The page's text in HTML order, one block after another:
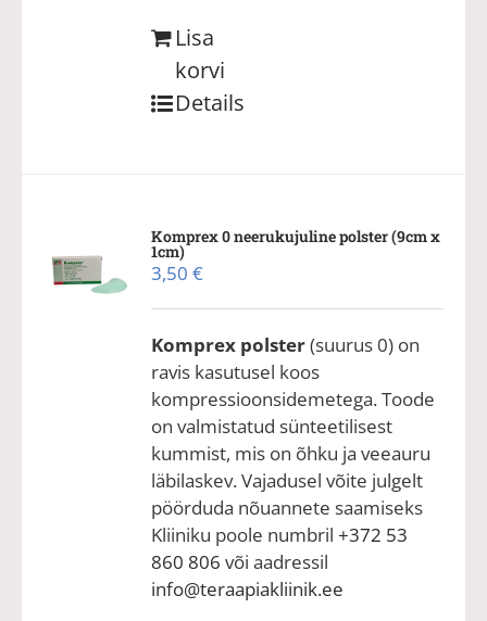
Lisa
korvi
Details
Komprex 0 neerukujuline polster (9cm x
1cm)
3,50€
Komprex polster(suurus 0) on
ravis kasutusel koos
kompressioonsidemetega. Toode
on valmistatud sünteetilisest
kummist, mis on õhku ja veeauru
läbilaskev. Vajadusel võite julgelt
pöörduda nõuannete saamiseks
Kliiniku poole numbril+372 53
860 806 või aadressil
info@teraapiakliinik.ee